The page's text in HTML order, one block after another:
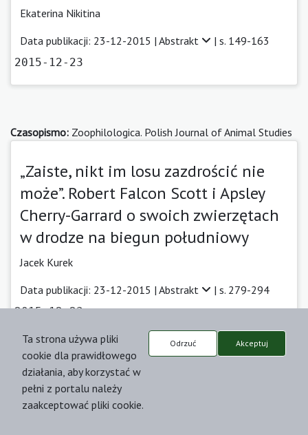
Ekaterina Nikitina
Data publikacji: 23-12-2015 | Abstrakt | s. 149-163
2015-12-23
Czasopismo: Zoophilologica. Polish Journal of Animal Studies
„Zaiste, nikt im losu zazdrościć nie
może”. Robert Falcon Scott i Apsley
Cherry-Garrard o swoich zwierzętach
w drodze na biegun południowy
Jacek Kurek
Data publikacji: 23-12-2015 | Abstrakt | s. 279-294
2015-12-23
Czasopismo: Zoophilologica. Polish Journal of Animal Studies
Ta strona używa pliki
cookie dla prawidłowego
działania, aby korzystać w
pełni z portalu należy
zaakceptować pliki cookie.
Odrzuć Akceptuj